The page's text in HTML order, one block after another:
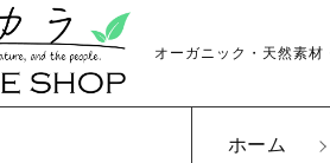
オーガニック・天然素
ホーム